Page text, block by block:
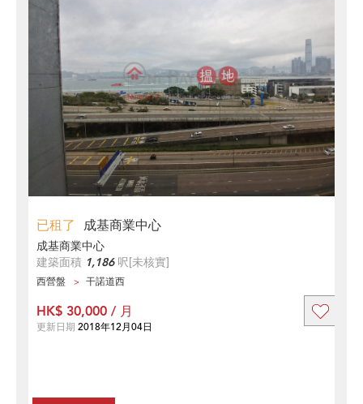
已租了 成基商業中心
成基商業中心
建築面積 1,186呎[未核實]
西營盤 干諾道西
HK$ 30,000 / 月
更新日期 2018年12月04日